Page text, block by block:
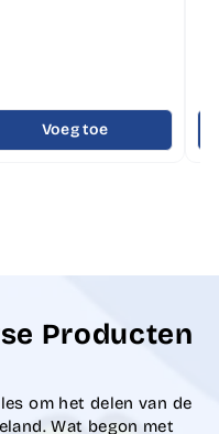
Voeg toe
Producten
om het delen van de
Wat begon met